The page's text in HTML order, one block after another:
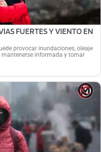
FUERTES Y VIENTO EN
provocar inundaciones, oleaje
informada y tomar